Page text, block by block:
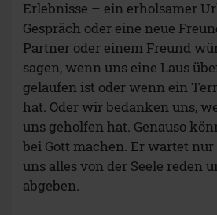
Erlebnisse – ein erholsamer
Gespräch oder eine neue
Partner oder einem Freund
sagen, wenn uns eine Laus
gelaufen ist oder wenn ein
hat. Oder wir bedanken uns,
uns geholfen hat. Genauso
bei Gott machen. Er wartet
uns alles von der Seele reden
abgeben.